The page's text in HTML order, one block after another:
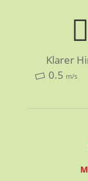
Klarer
0.5 m/s